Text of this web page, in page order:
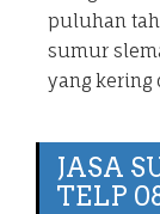
puluhan
sumur
yang kering
JASA
TELP